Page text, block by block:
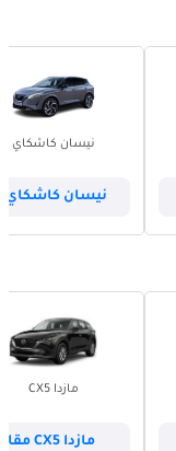
نيسان كاشكاي
نيسان كاشكاي
مازدا CX5
مازدا CX5 مقارنة مع هيونداي توسون